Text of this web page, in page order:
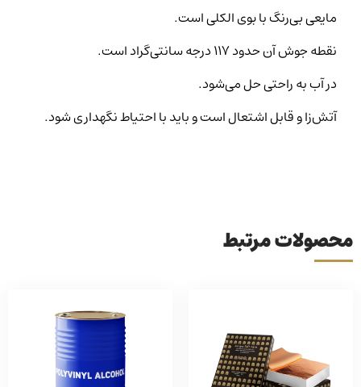
مایعی بی‌رنگ با بوی الکلی است.
نقطه جوش آن حدود ۱۱۷ درجه سانتی‌گراد است.
در آب به راحتی حل می‌شود.
آتش‌زا و قابل اشتعال است و باید با احتیاط نگهداری شود.
محصولات مرتبط